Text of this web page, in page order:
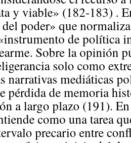
y viable» (182-183) .
poder» que
de política
Sobre la opinión
solo como
narrativas mediáticas
pérdida de memoria
a largo plazo (191).
como una tarea
precario entre